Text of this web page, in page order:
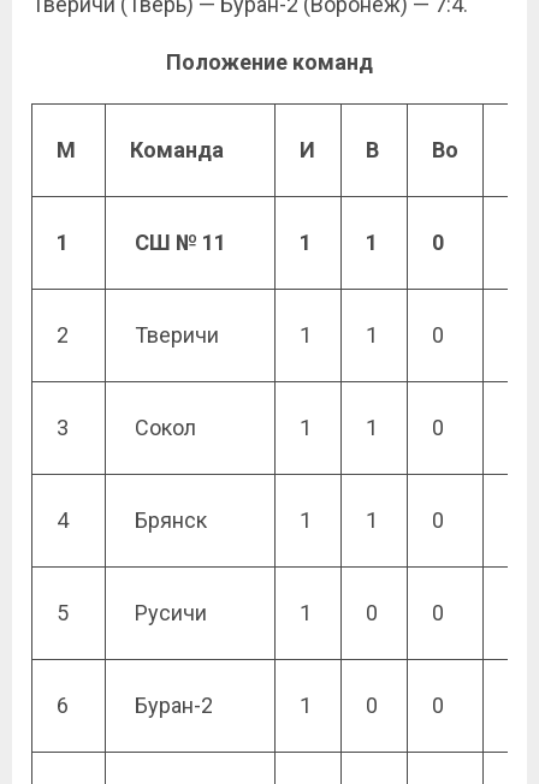
Положение команд
М Команда И В Во
1 СШ № 11 1 1 0
2 Тверичи 1 1 0
3 Сокол 1 1 0
4 Брянск 1 1 0
5 Русичи 1 0 0
6 Буран-2 1 0 0